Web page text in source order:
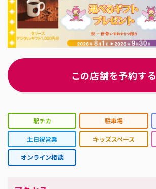
駅チカ 駐車場
土日祝営業 キッズスペース
オンライン相談
この店舗を予約する